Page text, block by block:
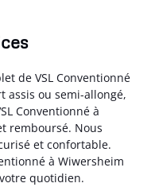
de VSL Conventionné
assis ou semi-allongé,
Conventionné à
remboursé. Nous
et confortable.
à Wiwersheim
quotidien.